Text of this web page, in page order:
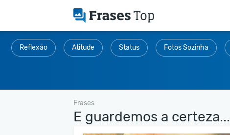
Reflexão Atitude Status Fotos Sozinha
Frases
E guardemos a certeza...